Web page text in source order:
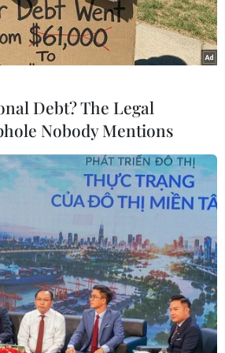
giữ số lượng lớn ma tuý gồm nhiều
Pháp luật và Xã hội)
từ Công an thành phố
tỉnh Thanh Hóa cho biết lực
tranh triệt xóa đường dây
chất ma túy liên tỉnh chuyên
Debt? The Legal
Nobody Mentions